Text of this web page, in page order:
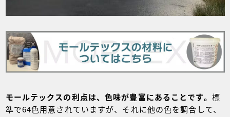
モールテックスの利点は、色味が豊富にあることです。 標
準で64色用意されていますが、それに他の色を調合して、